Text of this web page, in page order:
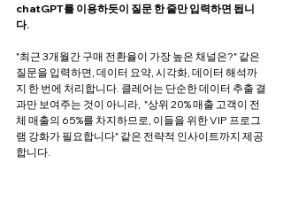
chatGPT를 이용하듯이 질문 한 줄만 입력하면 됩니
다.
"최근 3개월간 구매 전환율이 가장 높은 채널은?" 같은
질문을 입력하면, 데이터 요약, 시각화, 데이터 해석까
지 한 번에 처리합니다. 클레어는 단순한 데이터 추출 결
과만 보여주는 것이 아니라,  "상위 20% 매출 고객이 전
체 매출의 65%를 차지하므로, 이들을 위한 VIP 프로그
램 강화가 필요합니다" 같은 전략적 인사이트까지 제공
합니다.